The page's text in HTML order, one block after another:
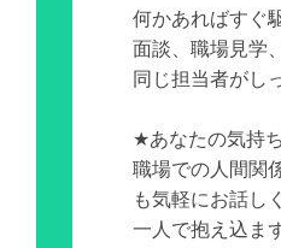
何かあればすぐ
面談、職場見学
同じ担当者がし
★あなたの気持
職場での人間関
も気軽にお話し
一人で抱え込ま